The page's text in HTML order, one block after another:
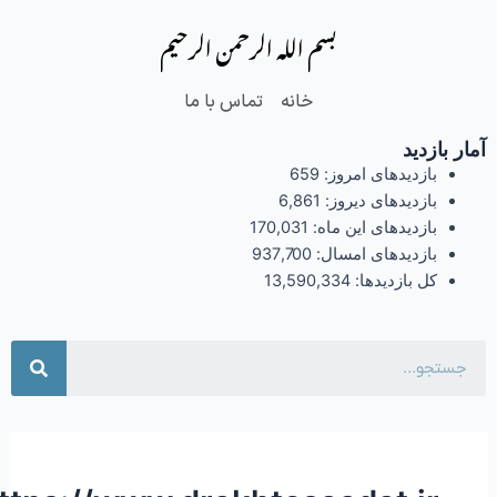
بسم الله الرحمن الرحیم
تماس با ما
بازدید
بازدیدهای امروز:659
بازدیدهای دیروز:6,861
بازدیدهای این ماه: 170,031
بازدیدهای امسال:937,700
کل بازدیدها:13,590,334
جستجو